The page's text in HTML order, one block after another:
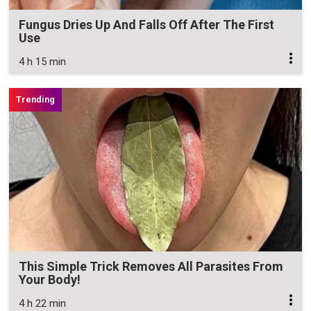
Fungus Dries Up And Falls Off After The First
Use
4 h 15 min
This Simple Trick Removes All Parasites From
Your Body!
4 h 22 min